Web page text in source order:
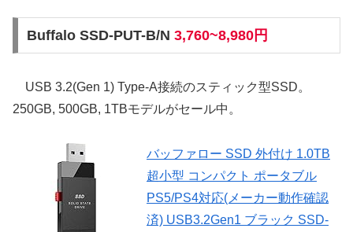
Buffalo SSD-PUT-B/N 3,760~8,980円
USB 3.2(Gen 1) Type-A接続のスティック型SSD。
250GB, 500GB, 1TBモデルがセール中。
バッファロー SSD 外付け 1.0TB
超小型 コンパクト ポータブル
PS5/PS4対応(メーカー動作確認
済) USB3.2Gen1 ブラック SSD-